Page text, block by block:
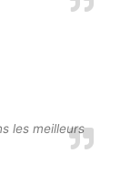
les meilleurs